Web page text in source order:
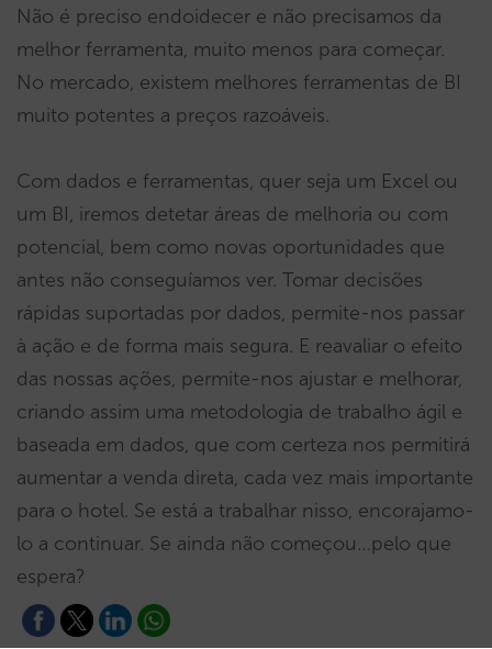
Não é preciso endoidecer e não precisamos da
melhor ferramenta, muito menos para começar.
No mercado, existem melhores ferramentas de BI
muito potentes a preços razoáveis.
Com dados e ferramentas, quer seja um Excel ou
um BI, iremos detetar áreas de melhoria ou com
potencial, bem como novas oportunidades que
antes não conseguíamos ver. Tomar decisões
rápidas suportadas por dados, permite-nos passar
à ação e de forma mais segura. E reavaliar o efeito
das nossas ações, permite-nos ajustar e melhorar,
criando assim uma metodologia de trabalho ágil e
baseada em dados, que com certeza nos permitirá
aumentar a venda direta, cada vez mais importante
para o hotel. Se está a trabalhar nisso, encorajamo-
lo a continuar. Se ainda não começou…pelo que
espera?